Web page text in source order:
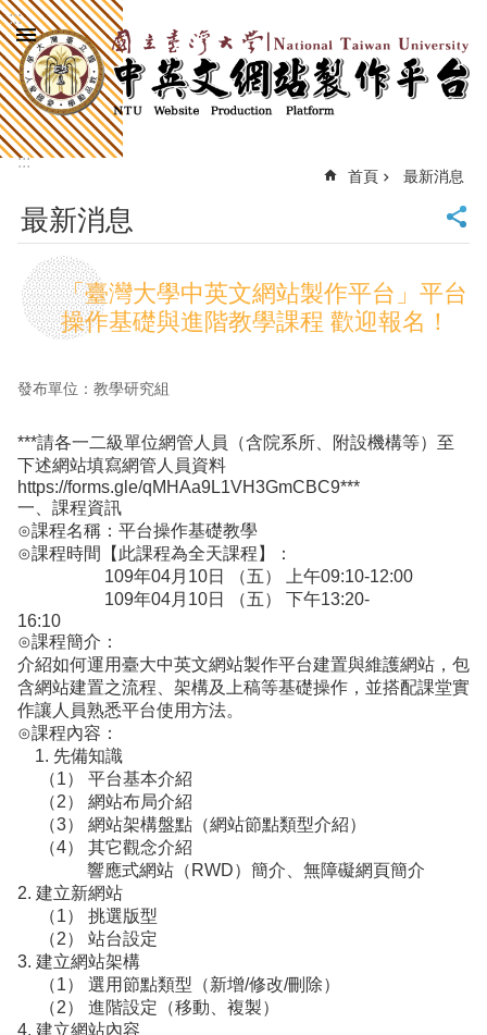
跳到主要內容區塊
進
階
搜
尋
頁
臺
大
首
頁
首
網
站
導
覽
服
務
口
Line
FaceBook
最
新
消
台
務
資
:::
:::
首頁 最新消息
最新消息
「臺灣大學中英文網站製作平台」平台
操作基礎與進階教學課程 歡迎報名！
發布單位：教學研究組
***請各一二級單位網管人員（含院系所、附設機構等）至
下述網站填寫網管人員資料
https://forms.gle/qMHAa9L1VH3GmCBC9***
一、課程資訊
⊙課程名稱：平台操作基礎教學
⊙課程時間【此課程為全天課程】：
109年04月10日 （五） 上午09:10-12:00
109年04月10日 （五） 下午13:20-
16:10
⊙課程簡介：
介紹如何運用臺大中英文網站製作平台建置與維護網站，包
含網站建置之流程、架構及上稿等基礎操作，並搭配課堂實
作讓人員熟悉平台使用方法。
⊙課程內容：
1. 先備知識
（1） 平台基本介紹
（2） 網站布局介紹
（3） 網站架構盤點（網站節點類型介紹）
（4） 其它觀念介紹
響應式網站（RWD）簡介、無障礙網頁簡介
2. 建立新網站
（1） 挑選版型
（2） 站台設定
3. 建立網站架構
（1） 選用節點類型（新增/修改/刪除）
（2） 進階設定（移動、複製）
4. 建立網站內容